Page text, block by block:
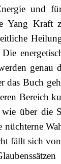
und
Yang Kraft
genau
das Buch
Bereich
wie über die
fällt sich